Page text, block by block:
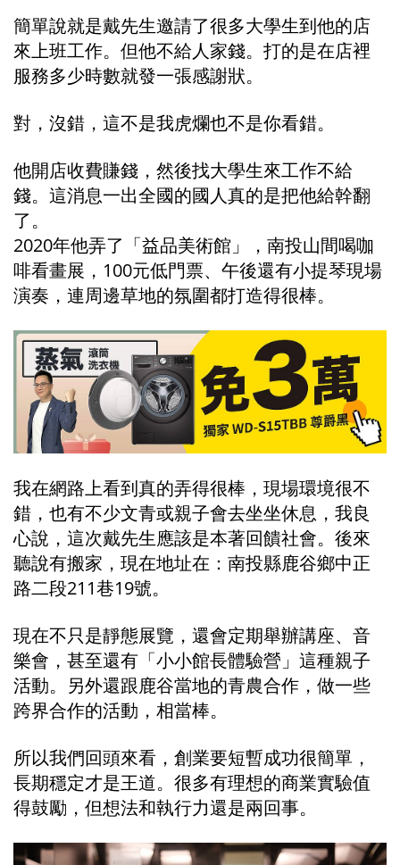
簡單說就是戴先生邀請了很多大學生到他的店
來上班工作。但他不給人家錢。打的是在店裡
服務多少時數就發一張感謝狀。
對，沒錯，這不是我虎爛也不是你看錯。
他開店收費賺錢，然後找大學生來工作不給
錢。這消息一出全國的國人真的是把他給幹翻
了。
2020年他弄了「益品美術館」，南投山間喝咖
啡看畫展，100元低門票、午後還有小提琴現場
演奏，連周邊草地的氛圍都打造得很棒。
我在網路上看到真的弄得很棒，現場環境很不
錯，也有不少文青或親子會去坐坐休息，我良
心說，這次戴先生應該是本著回饋社會。後來
聽說有搬家，現在地址在：南投縣鹿谷鄉中正
路二段211巷19號。
現在不只是靜態展覽，還會定期舉辦講座、音
樂會，甚至還有「小小館長體驗營」這種親子
活動。另外還跟鹿谷當地的青農合作，做一些
跨界合作的活動，相當棒。
所以我們回頭來看，創業要短暫成功很簡單，
長期穩定才是王道。很多有理想的商業實驗值
得鼓勵，但想法和執行力還是兩回事。